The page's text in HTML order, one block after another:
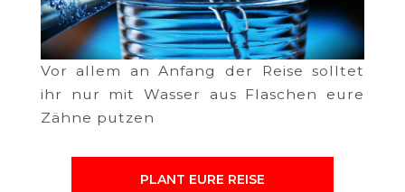
Vor allem an Anfang der Reise solltet
ihr nur mit Wasser aus Flaschen eure
Zähne putzen
PLANT EURE REISE